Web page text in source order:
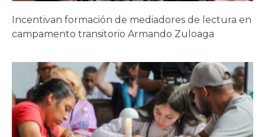
Incentivan formación de mediadores de lectura en
campamento transitorio Armando Zuloaga